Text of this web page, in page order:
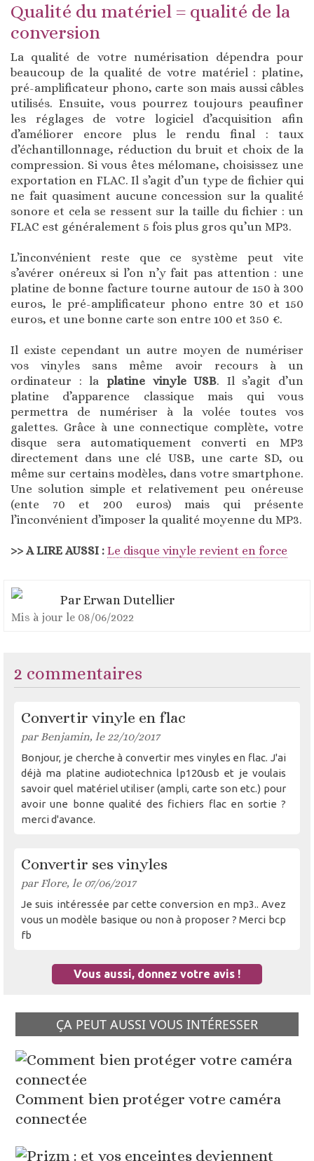
Qualité du matériel = qualité de la
conversion
La qualité de votre numérisation dépendra pour
beaucoup de la qualité de votre matériel : platine,
pré-amplificateur phono, carte son mais aussi câbles
utilisés. Ensuite, vous pourrez toujours peaufiner
les réglages de votre logiciel d’acquisition afin
d’améliorer encore plus le rendu final : taux
d’échantillonnage, réduction du bruit et choix de la
compression. Si vous êtes mélomane, choisissez une
exportation en FLAC. Il s’agit d’un type de fichier qui
ne fait quasiment aucune concession sur la qualité
sonore et cela se ressent sur la taille du fichier : un
FLAC est généralement 5 fois plus gros qu’un MP3.
L’inconvénient reste que ce système peut vite
s’avérer onéreux si l’on n’y fait pas attention : une
platine de bonne facture tourne autour de 150 à 300
euros, le pré-amplificateur phono entre 30 et 150
euros, et une bonne carte son entre 100 et 350 €.
Il existe cependant un autre moyen de numériser
vos vinyles sans même avoir recours à un
ordinateur : la platine vinyle USB. Il s’agit d’un
platine d’apparence classique mais qui vous
permettra de numériser à la volée toutes vos
galettes. Grâce à une connectique complète, votre
disque sera automatiquement converti en MP3
directement dans une clé USB, une carte SD, ou
même sur certains modèles, dans votre smartphone.
Une solution simple et relativement peu onéreuse
(ente 70 et 200 euros) mais qui présente
l’inconvénient d’imposer la qualité moyenne du MP3.
>> A LIRE AUSSI : Le disque vinyle revient en force
Par Erwan Dutellier
Mis à jour le 08/06/2022
2 commentaires
Convertir vinyle en flac
par Benjamin, le 22/10/2017
Bonjour, je cherche à convertir mes vinyles en flac. J'ai
déjà ma platine audiotechnica lp120usb et je voulais
savoir quel matériel utiliser (ampli, carte son etc.) pour
avoir une bonne qualité des fichiers flac en sortie ?
merci d'avance.
Convertir ses vinyles
par Flore, le 07/06/2017
Je suis intéressée par cette conversion en mp3.. Avez
vous un modèle basique ou non à proposer ? Merci bcp
fb
Vous aussi, donnez votre avis !
ÇA PEUT AUSSI VOUS INTÉRESSER
Comment bien protéger votre caméra
connectée